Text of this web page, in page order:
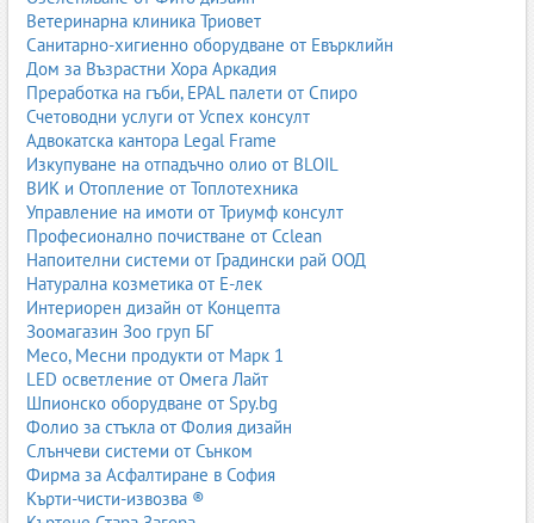
Ветеринарна клиника Триовет
Санитарно-хигиенно оборудване от Евърклийн
Дом за Възрастни Хора Аркадия
Преработка на гъби, EPAL палети от Спиро
Счетоводни услуги от Успех консулт
Адвокатска кантора Legal Frame
Изкупуване на отпадъчно олио от BLOIL
ВИК и Отопление от Топлотехника
Управление на имоти от Триумф консулт
Професионално почистване от Cclean
Напоителни системи от Градински рай ООД
Натурална козметика от Е-лек
Интериорен дизайн от Концепта
Зоомагазин Зоо груп БГ
Месо, Месни продукти от Марк 1
LED осветление от Омега Лайт
Шпионско оборудване от Spy.bg
Фолио за стъкла от Фолия дизайн
Слънчеви системи от Сънком
Фирма за Асфалтиране в София
Кърти-чисти-извозва ®